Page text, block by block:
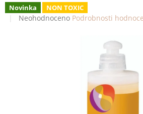
Novinka NON TOXIC
Průměrné
Neohodnoceno Podrobnosti